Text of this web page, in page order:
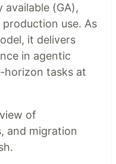
available (GA),
use. As
it delivers
in agentic
horizon tasks at
of
and migration